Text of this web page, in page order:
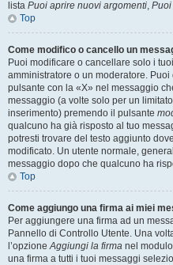
lista Puoi aprire nuovi argomenti,
Top
Come modifico o cancello un
Puoi modificare o cancellare solo i
amministratore o un moderatore.
pulsante con la «X» nel messaggio
messaggio (a volte solo per un
inserimento) premendo il pulsante
qualcuno ha già risposto al tuo
potresti trovare del testo aggiunto
modificato. Un utente normale,
messaggio dopo che qualcuno ha
Top
Come aggiungo una firma ai miei
Per aggiungere una firma ad un
Pannello di Controllo Utente. Una
l’opzioneAggiungi la firma nel
una firma a tutti i tuoi messaggi